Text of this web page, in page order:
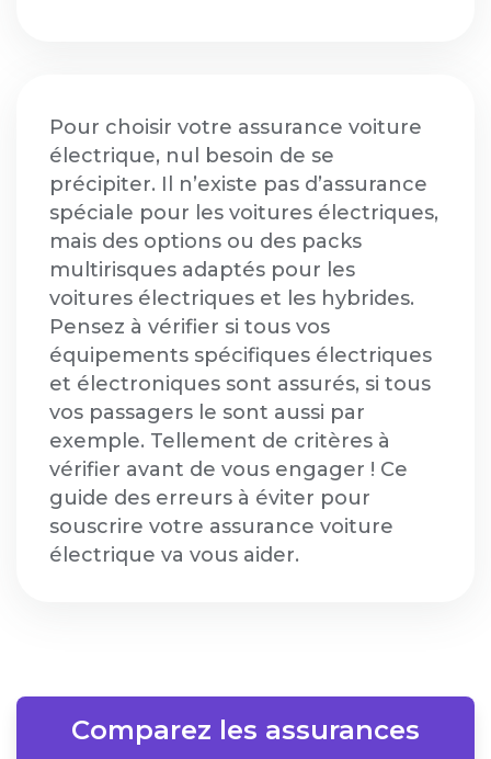
Pour choisir votre assurance voiture
électrique, nul besoin de se
précipiter. Il n’existe pas d’assurance
spéciale pour les voitures électriques,
mais des options ou des packs
multirisques adaptés pour les
voitures électriques et les hybrides.
Pensez à vérifier si tous vos
équipements spécifiques électriques
et électroniques sont assurés, si tous
vos passagers le sont aussi par
exemple. Tellement de critères à
vérifier avant de vous engager ! Ce
guide des erreurs à éviter pour
souscrire votre assurance voiture
électrique va vous aider.
Comparez les assurances